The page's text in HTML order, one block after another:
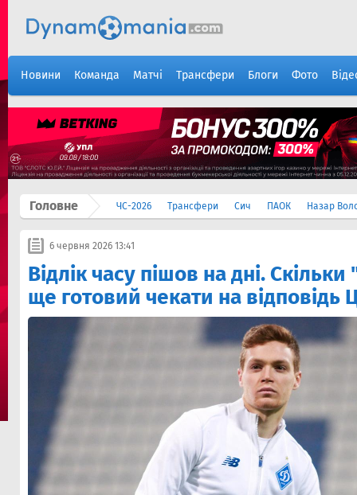
Новини Команда Матчі Трансфери Блоги Фото
Головне ЧС-2026 Трансфери Сич ПАОК Назар
6 червня 2026 13:41
Відлік часу пішов на дні.
ще готовий чекати на відповідь